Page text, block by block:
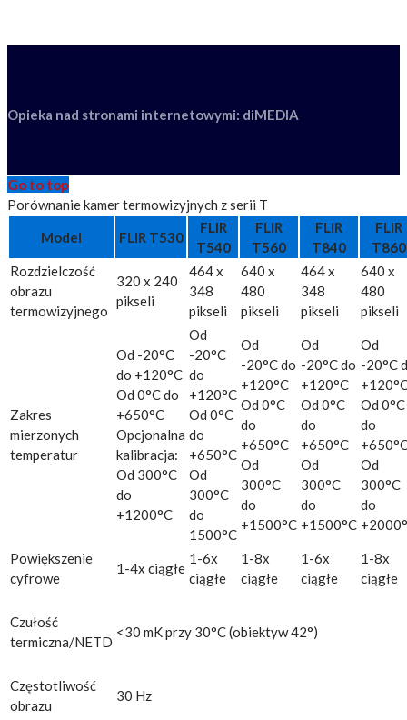
Opieka nad stronami internetowymi: diMEDIA
Go to top
Porównanie kamer termowizyjnych z serii T
Model
FLIR T530
FLIR
T540
FLIR
T560
FLIR
T840
FLIR
T860
Rozdzielczość
obrazu
termowizyjnego
320 x 240
pikseli
464 x
348
pikseli
640 x
480
pikseli
464 x
348
pikseli
640 x
480
pikseli
Zakres
mierzonych
temperatur
Od -20°C
do +120°C
Od 0°C do
+650°C
Opcjonalna
kalibracja:
Od 300°C
do
+1200°C
Od
-20°C
do
+120°C
Od 0°C
do
+650°C
Od
300°C
do
1500°C
Od
-20°C do
+120°C
Od 0°C
do
+650°C
Od
300°C
do
+1500°C
Od
-20°C do
+120°C
Od 0°C
do
+650°C
Od
300°C
do
+1500°C
Od
-20°C
Od 0°C
do
Od
300°C
do
Powiększenie
cyfrowe
1-4x ciągłe
1-6x
ciągłe
1-8x
ciągłe
1-6x
ciągłe
1-8x
ciągłe
Czułość
termiczna/NETD
<30 mK przy 30°C (obiektyw 42°)
Częstotliwość
obrazu
30 Hz